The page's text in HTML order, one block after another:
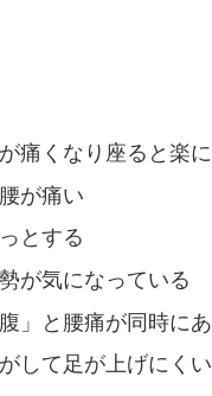
痛くなり座ると楽
が痛い
とする
が気になっている
」と腰痛が同時に
して足が上げにくい